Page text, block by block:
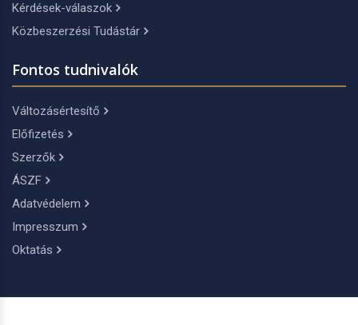
Kérdések-válaszok
Közbeszerzési Tudástár
Fontos tudnivalók
Változásértesítő
Előfizetés
Szerzők
ÁSZF
Adatvédelem
Impresszum
Oktatás